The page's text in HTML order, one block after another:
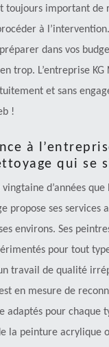
toujours important de
à
dans vos
trop. L’entreprise KG
et sans
!
à
qui se
d’années
propose ses services
environs. Ses
pour tout
travail de qualité
en mesure de
adaptés pour chaque
la peinture acrylique